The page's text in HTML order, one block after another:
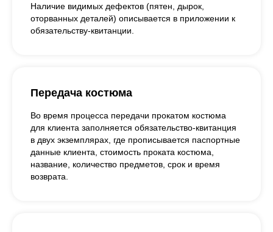
Наличие видимых дефектов (пятен, дырок,
оторванных деталей) описывается в приложении к
обязательству-квитанции.
Передача костюма
Во время процесса передачи прокатом костюма
для клиента заполняется обязательство-квитанция
в двух экземплярах, где прописывается паспортные
данные клиента, стоимость проката костюма,
название, количество предметов, срок и время
возврата.